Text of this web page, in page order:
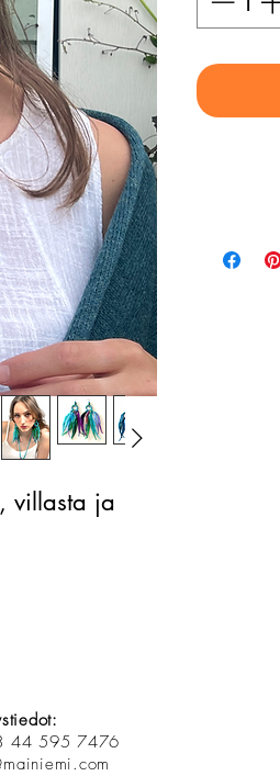
villasta ja
44 595 7476